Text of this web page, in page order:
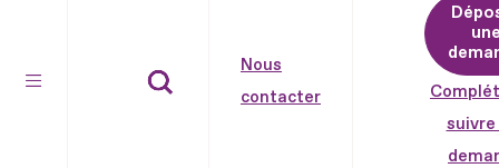
Nous
contacter
suivre